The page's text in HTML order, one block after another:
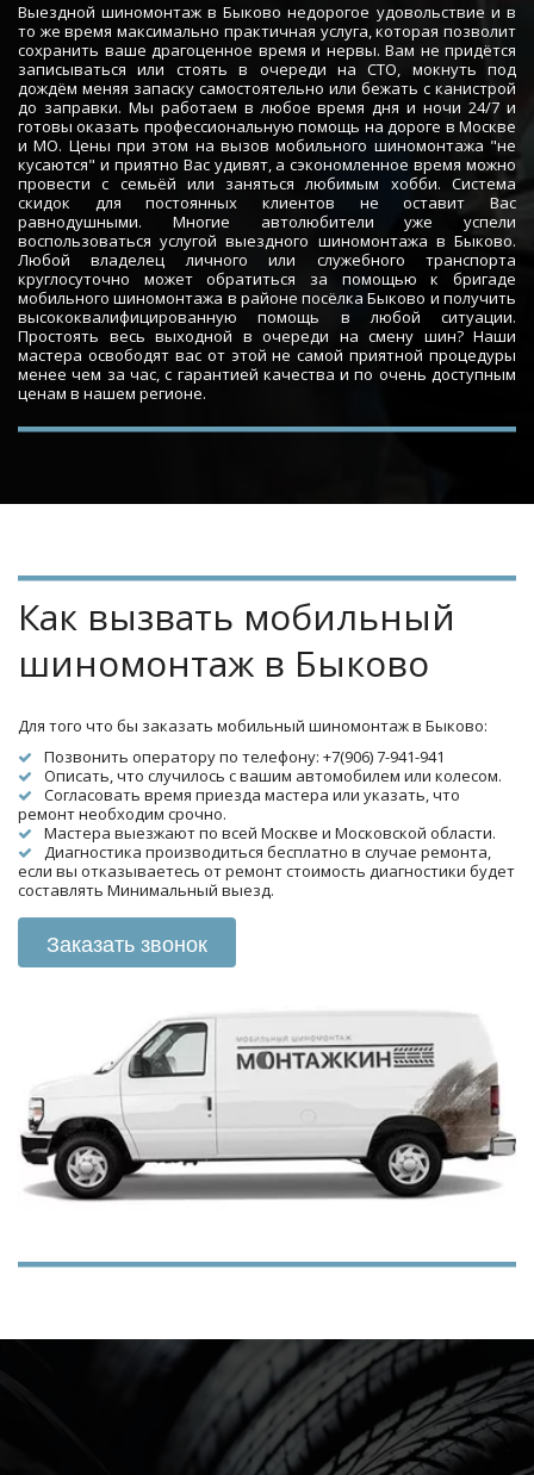
Выездной шиномонтаж в Быково недорогое удовольствие и в
то же время максимально практичная услуга, которая позволит
сохранить ваше драгоценное время и нервы. Вам не придётся
записываться или стоять в очереди на СТО, мокнуть под
дождём меняя запаску самостоятельно или бежать с канистрой
до заправки. Мы работаем в любое время дня и ночи 24/7 и
готовы оказать профессиональную помощь на дороге в Москве
и МО. Цены при этом на вызов мобильного шиномонтажа "не
кусаются" и приятно Вас удивят, а сэкономленное время можно
провести с семьёй или заняться любимым хобби. Система
скидок для постоянных клиентов не оставит Вас
равнодушными. Многие автолюбители уже успели
воспользоваться услугой выездного шиномонтажа в Быково.
Любой владелец личного или служебного транспорта
круглосуточно может обратиться за помощью к бригаде
мобильного шиномонтажа в районе посёлка Быково и получить
высококвалифицированную помощь в любой ситуации.
Простоять весь выходной в очереди на смену шин? Наши
мастера освободят вас от этой не самой приятной процедуры
менее чем за час, с гарантией качества и по очень доступным
ценам в нашем регионе.
Как вызвать мобильный
шиномонтаж в Быково
Для того что бы заказать мобильный шиномонтаж в Быково:
Позвонить оператору по телефону: +7(906) 7-941-941
Описать, что случилось с вашим автомобилем или колесом.
Согласовать время приезда мастера или указать, что
ремонт необходим срочно.
Мастера выезжают по всей Москве и Московской области.
Диагностика производиться бесплатно в случае ремонта,
если вы отказываетесь от ремонт стоимость диагностики будет
составлять Минимальный выезд.
Заказать звонок